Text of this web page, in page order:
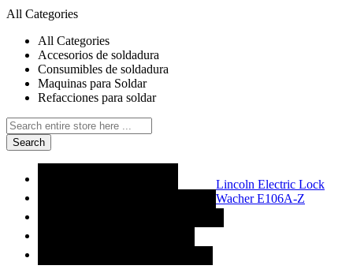
All Categories
All Categories
Accesorios de soldadura
Consumibles de soldadura
Maquinas para Soldar
Refacciones para soldar
Search
Lincoln Electric Lock
Wacher E106A-Z